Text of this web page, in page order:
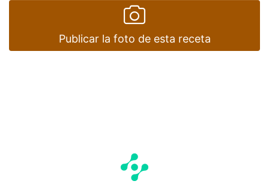
Publicar la foto de esta receta